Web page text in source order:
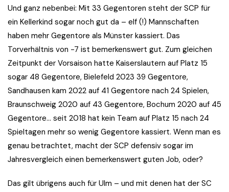
Und ganz nebenbei: Mit 33 Gegentoren steht der SCP für
ein Kellerkind sogar noch gut da – elf (!) Mannschaften
haben mehr Gegentore als Münster kassiert. Das
Torverhältnis von -7 ist bemerkenswert gut. Zum gleichen
Zeitpunkt der Vorsaison hatte Kaiserslautern auf Platz 15
sogar 48 Gegentore, Bielefeld 2023 39 Gegentore,
Sandhausen kam 2022 auf 41 Gegentore nach 24 Spielen,
Braunschweig 2020 auf 43 Gegentore, Bochum 2020 auf 45
Gegentore… seit 2018 hat kein Team auf Platz 15 nach 24
Spieltagen mehr so wenig Gegentore kassiert. Wenn man es
genau betrachtet, macht der SCP defensiv sogar im
Jahresvergleich einen bemerkenswert guten Job, oder?
Das gilt übrigens auch für Ulm – und mit denen hat der SC